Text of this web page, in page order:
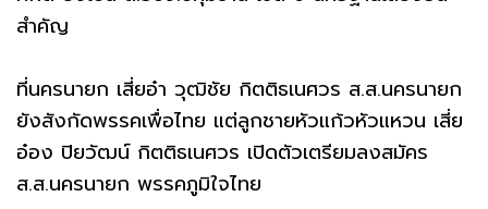
สำคัญ
ที่นครนายก เสี่ยอ๋า วุฒิชัย กิตติธเนศวร ส.ส.นครนายก
ยังสังกัดพรรคเพื่อไทย แต่ลูกชายหัวแก้วหัวแหวน เสี่ย
อ๋อง ปิยวัฒน์ กิตติธเนศวร เปิดตัวเตรียมลงสมัคร
ส.ส.นครนายก พรรคภูมิใจไทย